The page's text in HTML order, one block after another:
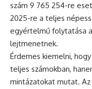
szám 9 765 254-re
2025-re a teljes
egyértelmű folytatása
lejtmenetnek.
Érdemes kiemelni,
teljes számokban,
mintázatokat mutat.